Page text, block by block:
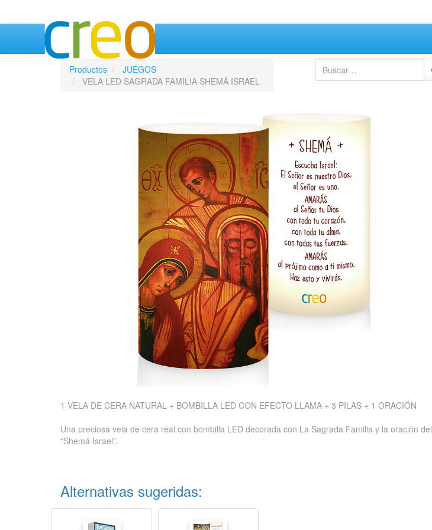
Productos
JUEGOS
VELA LED SAGRADA FAMILIA SHEMÁ ISRAEL
1 VELA DE CERA NATURAL + BOMBILLA LED CON EFECTO LLAMA + 3 PILAS + 1 ORACIÓN
Una preciosa vela de cera real con bombilla LED decorada con La Sagrada Familia y la oración del
“Shemá Israel”.
Alternativas sugeridas: